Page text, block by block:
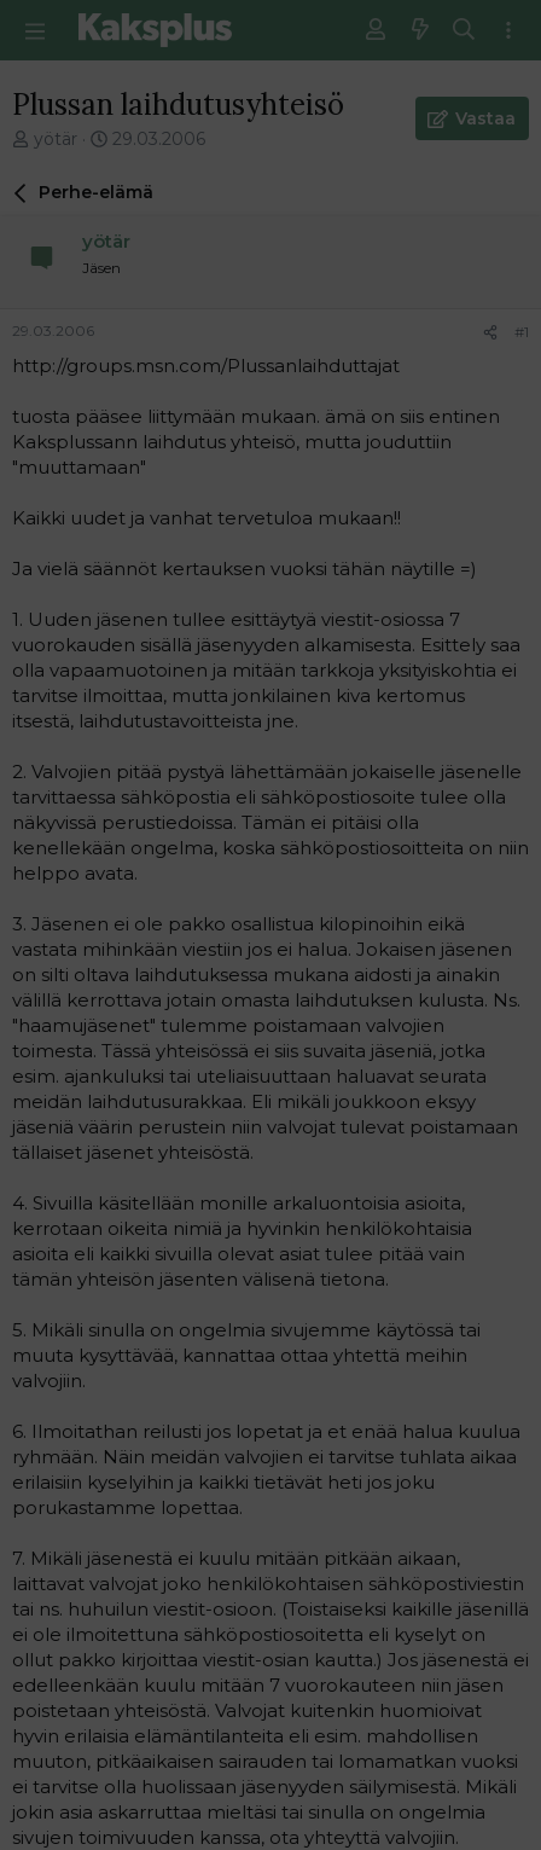
Plussan laihdutusyhteisö
V
e
i
t
u
a
l
o
t
yötär
E
s
m
m
ä
n
i
e
s
29.03.2006
Vastaa
Perhe-elämä
yötär
Jäsen
29.03.2006 #1
http://groups.msn.com/Plussanlaihduttajat
tuosta pääsee liittymään mukaan. ämä on siis entinen
Kaksplussann laihdutus yhteisö, mutta jouduttiin
"muuttamaan"
Kaikki uudet ja vanhat tervetuloa mukaan!!
Ja vielä säännöt kertauksen vuoksi tähän näytille =)
1. Uuden jäsenen tullee esittäytyä viestit-osiossa 7
vuorokauden sisällä jäsenyyden alkamisesta. Esittely saa
olla vapaamuotoinen ja mitään tarkkoja yksityiskohtia ei
tarvitse ilmoittaa, mutta jonkilainen kiva kertomus
itsestä, laihdutustavoitteista jne.
2. Valvojien pitää pystyä lähettämään jokaiselle jäsenelle
tarvittaessa sähköpostia eli sähköpostiosoite tulee olla
näkyvissä perustiedoissa. Tämän ei pitäisi olla
kenellekään ongelma, koska sähköpostiosoitteita on niin
helppo avata.
3. Jäsenen ei ole pakko osallistua kilopinoihin eikä
vastata mihinkään viestiin jos ei halua. Jokaisen jäsenen
on silti oltava laihdutuksessa mukana aidosti ja ainakin
välillä kerrottava jotain omasta laihdutuksen kulusta. Ns.
"haamujäsenet" tulemme poistamaan valvojien
toimesta. Tässä yhteisössä ei siis suvaita jäseniä, jotka
esim. ajankuluksi tai uteliaisuuttaan haluavat seurata
meidän laihdutusurakkaa. Eli mikäli joukkoon eksyy
jäseniä väärin perustein niin valvojat tulevat poistamaan
tällaiset jäsenet yhteisöstä.
4. Sivuilla käsitellään monille arkaluontoisia asioita,
kerrotaan oikeita nimiä ja hyvinkin henkilökohtaisia
asioita eli kaikki sivuilla olevat asiat tulee pitää vain
tämän yhteisön jäsenten välisenä tietona.
5. Mikäli sinulla on ongelmia sivujemme käytössä tai
muuta kysyttävää, kannattaa ottaa yhtettä meihin
valvojiin.
6. Ilmoitathan reilusti jos lopetat ja et enää halua kuulua
ryhmään. Näin meidän valvojien ei tarvitse tuhlata aikaa
erilaisiin kyselyihin ja kaikki tietävät heti jos joku
porukastamme lopettaa.
7. Mikäli jäsenestä ei kuulu mitään pitkään aikaan,
laittavat valvojat joko henkilökohtaisen sähköpostiviestin
tai ns. huhuilun viestit-osioon. (Toistaiseksi kaikille jäsenillä
ei ole ilmoitettuna sähköpostiosoitetta eli kyselyt on
ollut pakko kirjoittaa viestit-osian kautta.) Jos jäsenestä ei
edelleenkään kuulu mitään 7 vuorokauteen niin jäsen
poistetaan yhteisöstä. Valvojat kuitenkin huomioivat
hyvin erilaisia elämäntilanteita eli esim. mahdollisen
muuton, pitkäaikaisen sairauden tai lomamatkan vuoksi
ei tarvitse olla huolissaan jäsenyyden säilymisestä. Mikäli
jokin asia askarruttaa mieltäsi tai sinulla on ongelmia
sivujen toimivuuden kanssa, ota yhteyttä valvojiin.